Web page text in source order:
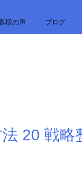
様の声 ブログ
20 戦略